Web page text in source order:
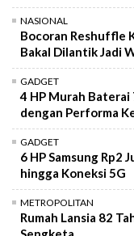
NASIONAL
Bocoran Reshuffle
Bakal Dilantik Jadi
GADGET
4 HP Murah Baterai
dengan Performa
GADGET
6 HP Samsung Rp2
hingga Koneksi 5G
METROPOLITAN
Rumah Lansia 82